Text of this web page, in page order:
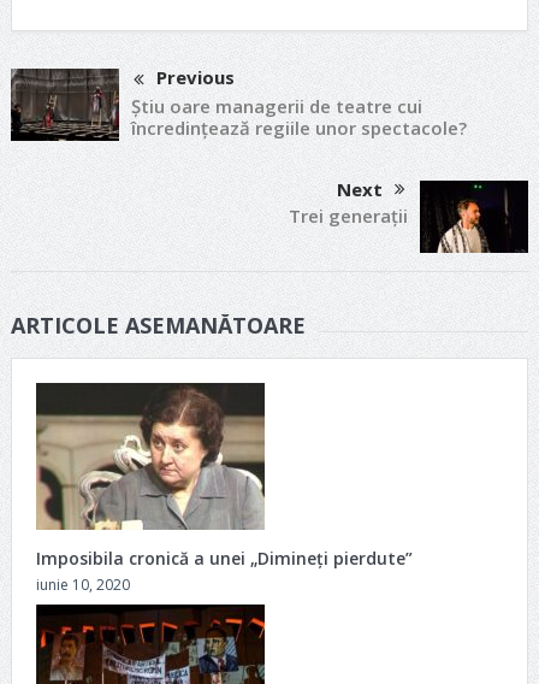
Previous
Știu oare managerii de teatre cui
încredințează regiile unor spectacole?
Next
Trei generaţii
ARTICOLE ASEMANĂTOARE
Imposibila cronică a unei „Dimineţi pierdute”
iunie 10, 2020